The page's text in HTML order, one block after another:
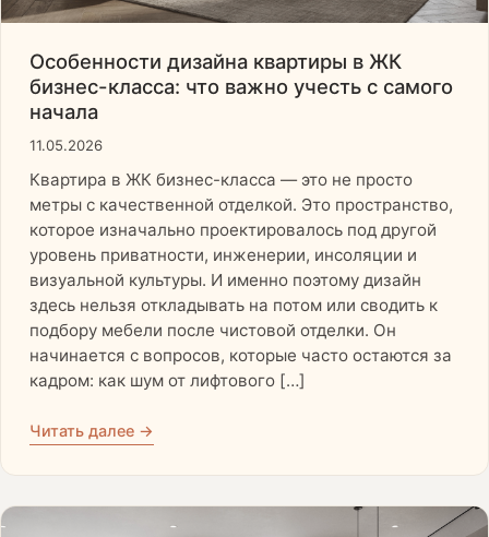
Особенности дизайна квартиры в ЖК
бизнес-класса: что важно учесть с самого
начала
11.05.2026
Квартира в ЖК бизнес-класса — это не просто
метры с качественной отделкой. Это пространство,
которое изначально проектировалось под другой
уровень приватности, инженерии, инсоляции и
визуальной культуры. И именно поэтому дизайн
здесь нельзя откладывать на потом или сводить к
подбору мебели после чистовой отделки. Он
начинается с вопросов, которые часто остаются за
кадром: как шум от лифтового […]
Читать далее →